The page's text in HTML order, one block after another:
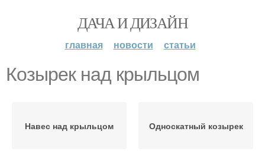
ДАЧА И ДИЗАЙН
главная новости статьи
Козырек над крыльцом
Навес над крыльцом Односкатный козырек